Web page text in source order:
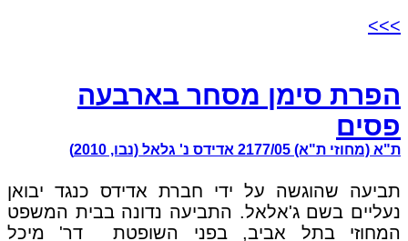
>>>
הפרת סימן מסחר בארבעה
פסים
ת"א (מחוזי ת"א) 2177/05 אדידס נ' גלאל (נבו, 2010)
תביעה שהוגשה על ידי חברת אדידס כנגד יבואן
נעליים בשם ג'אלאל. התביעה נדונה בבית המשפט
המחוזי בתל אביב, בפני השופטת דר' מיכל